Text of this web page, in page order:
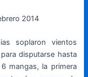
2014
soplaron vientos
disputarse hasta
mangas, la primera